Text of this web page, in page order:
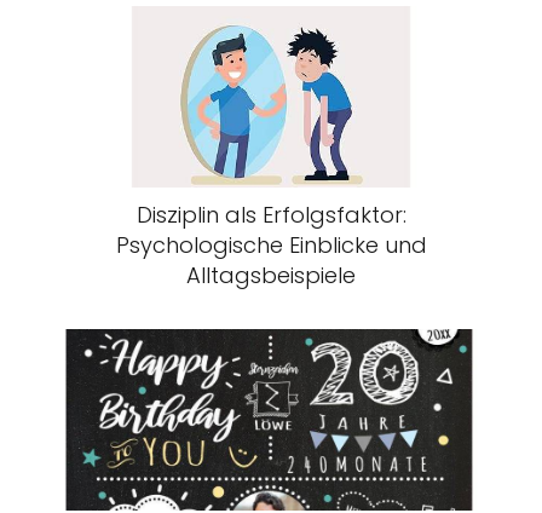
Disziplin als Erfolgsfaktor:
Psychologische Einblicke und
Alltagsbeispiele